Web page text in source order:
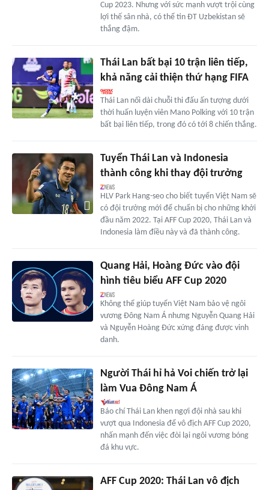
Cup 2023. Nhưng với sức mạnh vượt trội cùng
lợi thế sân nhà, có thể tin ĐT Uzbekistan sẽ
thắng đậm.
Thái Lan bất bại 10 trận liên tiếp,
khả năng cải thiện thứ hạng FIFA
Thái Lan nối dài chuỗi thi đấu ấn tượng dưới
thời huấn luyện viên Mano Polking với 10 trận
bất bại liên tiếp, trong đó có tới 8 chiến thắng.
Tuyển Thái Lan và Indonesia
thành công khi thay đội trưởng
HLV Park Hang-seo cho biết tuyển Việt Nam sẽ
có đội trưởng mới để chuẩn bị cho những khởi
đầu năm 2022. Tại AFF Cup 2020, Thái Lan và
Indonesia làm điều này và đã thành công.
Quang Hải, Hoàng Đức vào đội
hình tiêu biểu AFF Cup 2020
Không thể giúp tuyển Việt Nam bảo vệ ngôi
vương Đông Nam Á nhưng Nguyễn Quang Hải
và Nguyễn Hoàng Đức xứng đáng được vinh
danh.
Người Thái hỉ hả Voi chiến trở lại
làm Vua Đông Nam Á
Báo chí Thái Lan khen ngợi đội nhà sau khi
vượt qua Indonesia để vô địch AFF Cup 2020,
nhấn mạnh đến việc đòi lại ngôi vương bóng
đá khu vực.
AFF Cup 2020: Thái Lan vô địch